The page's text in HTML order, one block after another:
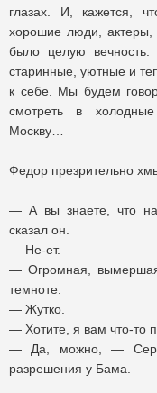
глазах. И, кажется,
хорошие люди, актеры,
было целую
старинные, уютные и
к себе. Мы будем
смотреть в
Москву…
Федор презрительно
— А вы знаете, что
сказал он.
— Не-ет.
— Огромная,
темноте.
— Жутко.
— Хотите, я вам что-то
— Да, можно, —
разрешения у Бама.